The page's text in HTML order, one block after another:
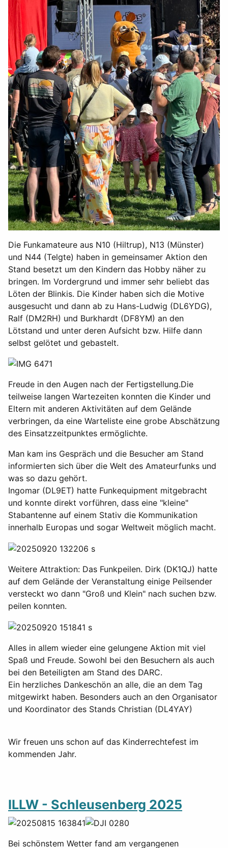
Die Funkamateure aus N10 (Hiltrup), N13 (Münster)
und N44 (Telgte) haben in gemeinsamer Aktion den
Stand besetzt um den Kindern das Hobby näher zu
bringen. Im Vordergrund und immer sehr beliebt das
Löten der Blinkis. Die Kinder haben sich die Motive
ausgesucht und dann ab zu Hans-Ludwig (DL6YDG),
Ralf (DM2RH) und Burkhardt (DF8YM) an den
Lötstand und unter deren Aufsicht bzw. Hilfe dann
selbst gelötet und gebastelt.
Freude in den Augen nach der Fertigstellung.Die
teilweise langen Wartezeiten konnten die Kinder und
Eltern mit anderen Aktivitäten auf dem Gelände
verbringen, da eine Warteliste eine grobe Abschätzung
des Einsatzzeitpunktes ermöglichte.
Man kam ins Gespräch und die Besucher am Stand
informierten sich über die Welt des Amateurfunks und
was so dazu gehört.
Ingomar (DL9ET) hatte Funkequipment mitgebracht
und konnte direkt vorführen, dass eine "kleine"
Stabantenne auf einem Stativ die Kommunikation
innerhalb Europas und sogar Weltweit möglich macht.
Weitere Attraktion: Das Funkpeilen. Dirk (DK1QJ) hatte
auf dem Gelände der Veranstaltung einige Peilsender
versteckt wo dann "Groß und Klein" nach suchen bzw.
peilen konnten.
Alles in allem wieder eine gelungene Aktion mit viel
Spaß und Freude. Sowohl bei den Besuchern als auch
bei den Beteiligten am Stand des DARC.
Ein herzliches Dankeschön an alle, die an dem Tag
mitgewirkt haben. Besonders auch an den Organisator
und Koordinator des Stands Christian (DL4YAY)
Wir freuen uns schon auf das Kinderrechtefest im
kommenden Jahr.
ILLW - Schleusenberg 2025
Bei schönstem Wetter fand am vergangenen